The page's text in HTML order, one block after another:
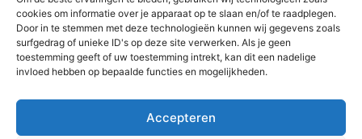
cookies om informatie over je apparaat op te slaan en/of te raadplegen.
Door in te stemmen met deze technologieën kunnen wij gegevens zoals
surfgedrag of unieke ID's op deze site verwerken. Als je geen
toestemming geeft of uw toestemming intrekt, kan dit een nadelige
invloed hebben op bepaalde functies en mogelijkheden.
Accepteren
Europese beurzen stijgen richting
nieuwe records